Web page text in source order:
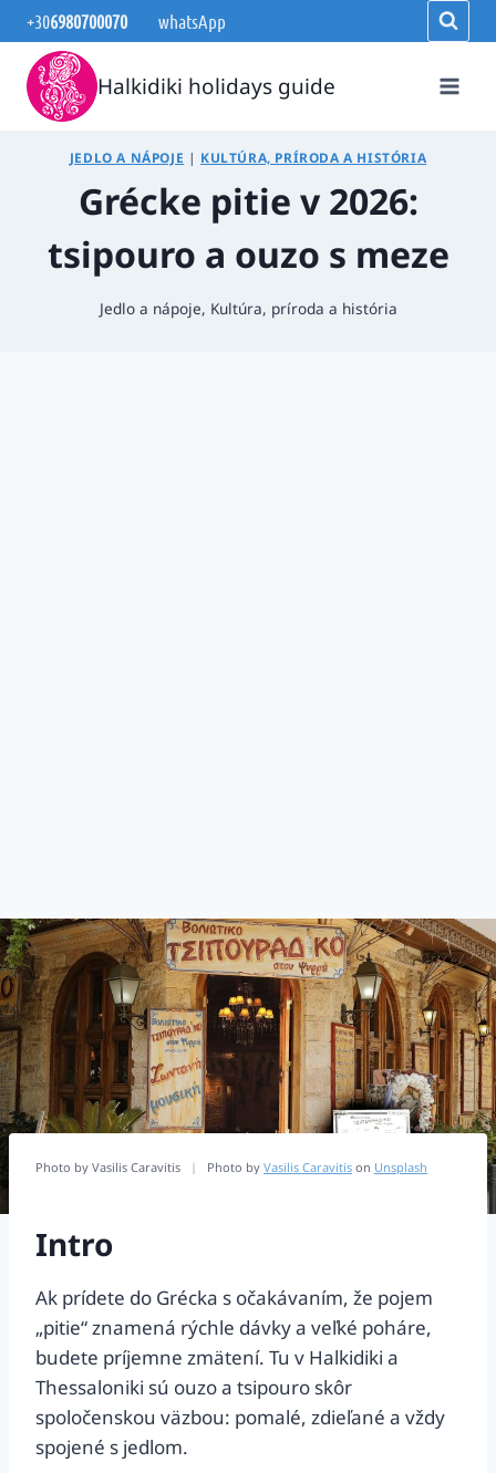
Skip
to
content
+306980700070 whatsApp
Halkidiki holidays guide
JEDLO A NÁPOJE | KULTÚRA, PRÍRODA A HISTÓRIA
Grécke pitie v 2026:
tsipouro a ouzo s meze
Jedlo a nápoje, Kultúra, príroda a história
Photo by Vasilis Caravitis | Photo by Vasilis Caravitis on Unsplash
Intro
Ak prídete do Grécka s očakávaním, že pojem
„pitie“ znamená rýchle dávky a veľké poháre,
budete príjemne zmätení. Tu v Halkidiki a
Thessaloniki sú ouzo a tsipouro skôr
spoločenskou väzbou: pomalé, zdieľané a vždy
spojené s jedlom.